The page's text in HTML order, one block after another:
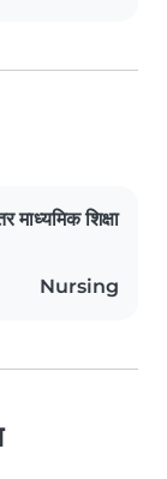
माध्यमिक शिक्षा
Nursing